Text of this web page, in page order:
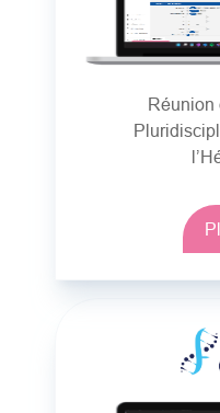
Réunion